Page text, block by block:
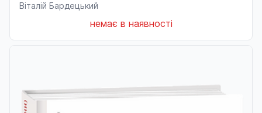
Віталій Бардецький
немає в наявності